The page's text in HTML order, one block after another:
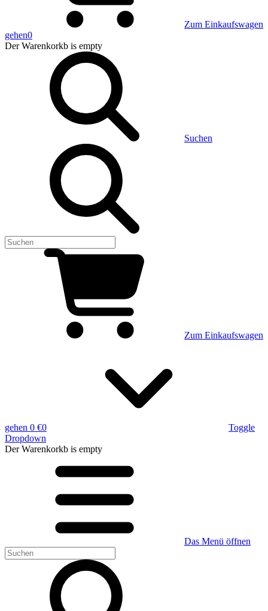
Zum Einkaufswagen
gehen0
Der Warenkorkb is empty
Suchen
Zum Einkaufswagen
gehen 0 €0
Toggle
Dropdown
Der Warenkorkb is empty
Das Menü öffnen